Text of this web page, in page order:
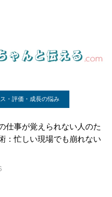
・評価・成長の悩み
仕事が覚えられない人のた
：忙しい現場でも崩れない